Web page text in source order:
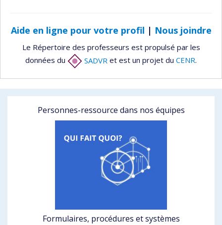
Aide en ligne pour votre profil | Nous joindre
Le Répertoire des professeurs est propulsé par les
données du
SADVR et est un projet du CENR.
Personnes-ressource dans nos équipes
Formulaires, procédures et systèmes